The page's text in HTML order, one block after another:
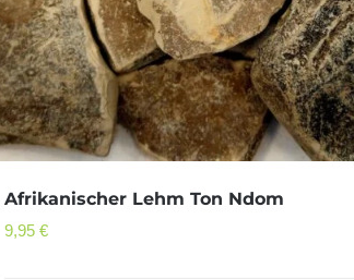
Afrikanischer Lehm Ton Ndom
9,95€